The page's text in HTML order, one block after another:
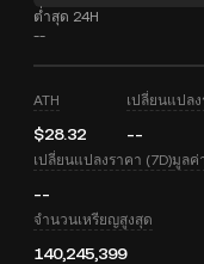
ต่ำสุด 24H
--
ATH
$28.32
เปลี่ยนแปล
--
เปลี่ยนแปลงราคา (7D)
--
มูลค่
จำนวนเหรียญสูงสุด
140,245,399